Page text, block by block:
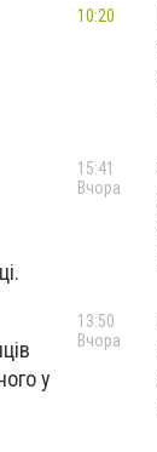
у
10:20
15:41
Вчора
13:50
Вчора